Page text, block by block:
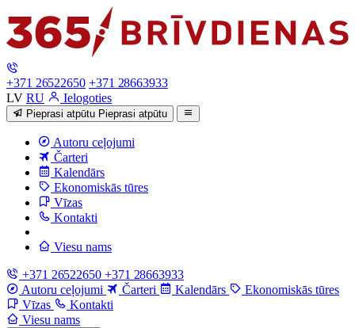
+371 26522650 +371 28663933
LV RU Ielogoties
Pieprasi atpūtu Pieprasi atpūtu
Autoru ceļojumi
Čarteri
Kalendārs
Ekonomiskās tūres
Vīzas
Kontakti
Viesu nams
+371 26522650 +371 28663933
Autoru ceļojumi
Čarteri Kalendārs
Ekonomiskās tūres
Vīzas
Kontakti
Viesu nams